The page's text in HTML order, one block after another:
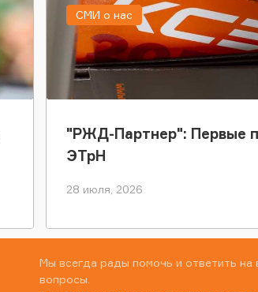
"РЖД-Партнер": Первые
ЭТрН
28 июля, 2026
СМИ о нас
Мы всегда рады помочь и ответить на
вопросы.